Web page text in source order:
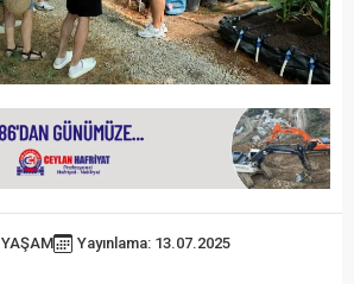
YAŞAM Yayınlama: 13.07.2025